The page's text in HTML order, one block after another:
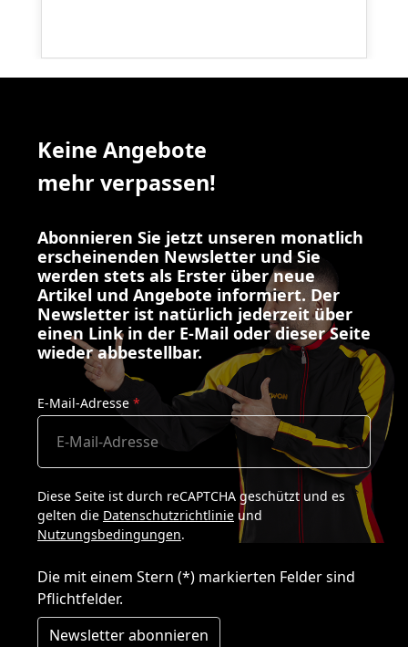
Keine Angebote
mehr verpassen!
Abonnieren Sie jetzt unseren monatlich
erscheinenden Newsletter und Sie
werden stets als Erster über neue
Artikel und Angebote informiert. Der
Newsletter ist natürlich jederzeit über
einen Link in der E-Mail oder dieser Seite
wieder abbestellbar.
E-Mail-Adresse *
Diese Seite ist durch reCAPTCHA geschützt und es
gelten die Datenschutzrichtlinie und
Nutzungsbedingungen.
Die mit einem Stern (*) markierten Felder sind
Pflichtfelder.
Newsletter abonnieren